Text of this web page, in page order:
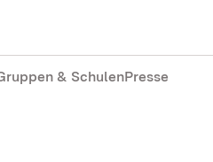
& SchulenPresse